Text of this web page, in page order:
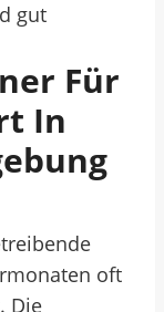
gut
Für
In
oft
Die